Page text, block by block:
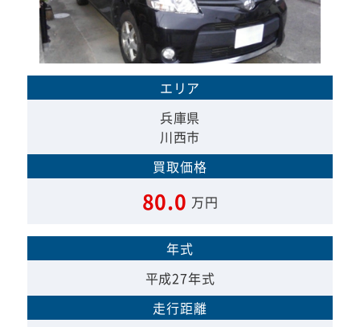
エリア
兵庫県
川西市
買取価格
80.0 万円
年式
平成27年式
走行距離